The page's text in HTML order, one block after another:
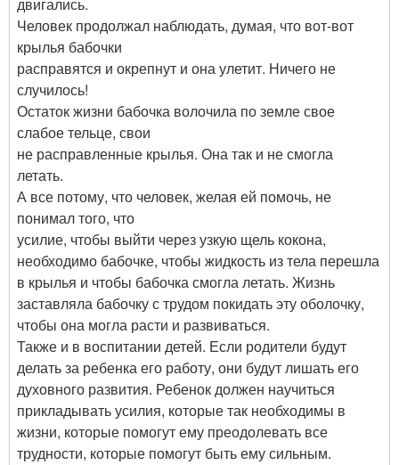
двигались.
Человек продолжал наблюдать, думая, что вот-вот
крылья бабочки
расправятся и окрепнут и она улетит. Ничего не
случилось!
Остаток жизни бабочка волочила по земле свое
слабое тельце, свои
не расправленные крылья. Она так и не смогла
летать.
А все потому, что человек, желая ей помочь, не
понимал того, что
усилие, чтобы выйти через узкую щель кокона,
необходимо бабочке, чтобы жидкость из тела перешла
в крылья и чтобы бабочка смогла летать. Жизнь
заставляла бабочку с трудом покидать эту оболочку,
чтобы она могла расти и развиваться.
Также и в воспитании детей. Если родители будут
делать за ребенка его работу, они будут лишать его
духовного развития. Ребенок должен научиться
прикладывать усилия, которые так необходимы в
жизни, которые помогут ему преодолевать все
трудности, которые помогут быть ему сильным.